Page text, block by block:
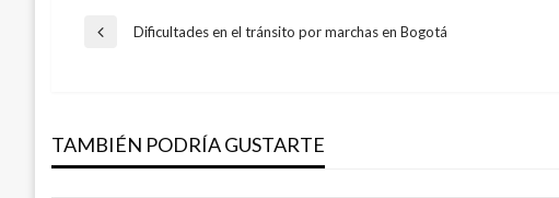
Navegación
entradas
Entrada
Dificultades en el tránsito por marchas en Bogotá
TAMBIÉN PODRÍA GUSTARTE